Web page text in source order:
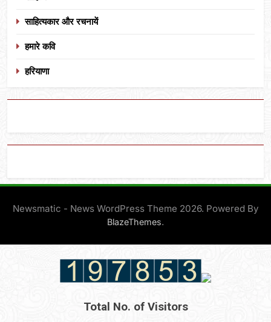
साहित्यकार और रचनायें
हमारे कवि
हरियाणा
Newsmatic - News WordPress Theme 2026. Powered By
BlazeThemes.
Total No. of Visitors